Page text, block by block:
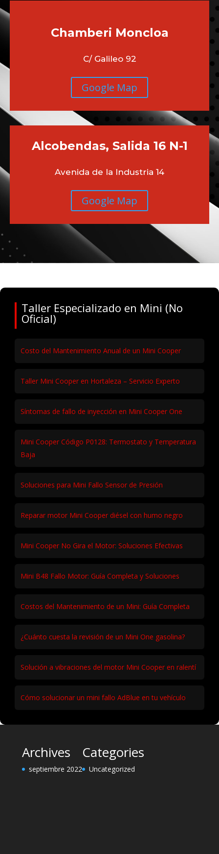
Chamberi Moncloa
C/ Galileo 92
Google Map
Alcobendas, Salida 16 N-1
Avenida de la Industria 14
Google Map
Taller Especializado en Mini (No
Oficial)
Costo del Mantenimiento Anual de un Mini Cooper
Taller Mini Cooper en Hortaleza – Servicio Experto
Síntomas de fallo de inyección en Mini Cooper One
Mini Cooper Código P0128: Termostato y Temperatura
Baja
Soluciones para Mini Fallo Sensor de Presión
Reparar motor Mini Cooper diésel con humo negro
Mini Cooper No Gira el Motor: Soluciones Efectivas
Mini B48 Fallo Motor: Guía Completa y Soluciones
Costos del Mantenimiento de un Mini: Guía Completa
¿Cuánto cuesta la revisión de un Mini One gasolina?
Solución a vibraciones del motor Mini Cooper en ralentí
Cómo solucionar un mini fallo AdBlue en tu vehículo
Archives
septiembre 2022
Categories
Uncategorized